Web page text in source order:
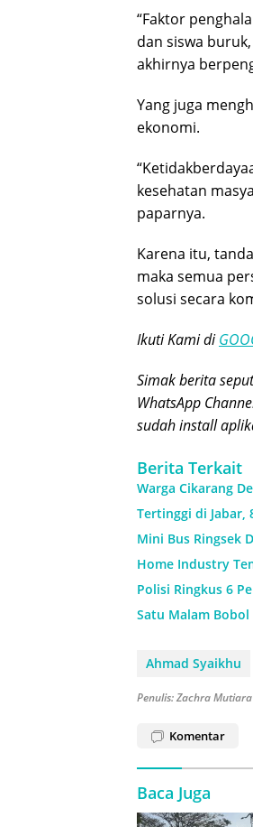
“Faktor
dan siswa
akhirnya
Yang juga
ekonomi.
kesehatan
paparnya.
Karena itu,
maka semua
solusi secara
Ikuti Kami di
Simak berita
WhatsApp
sudah install
Berita Terkait
Warga Cikarang
Tertinggi di Jabar,
Mini Bus Ringsek
Home Industry
Polisi Ringkus 6
Satu Malam Bobol
Ahmad Syaikhu
Penulis: Zachra
Komentar
Baca Juga